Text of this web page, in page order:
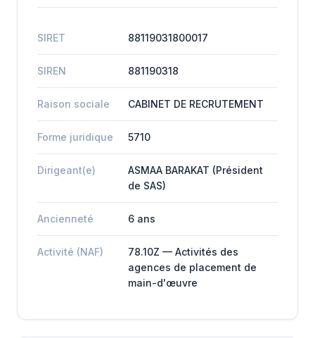
SIRET 88119031800017
SIREN 881190318
Raison sociale CABINET DE RECRUTEMENT
Forme juridique 5710
Dirigeant(e)
ASMAA BARAKAT (Président
de SAS)
Ancienneté 6 ans
Activité (NAF)
78.10Z — Activités des
agences de placement de
main-d'œuvre